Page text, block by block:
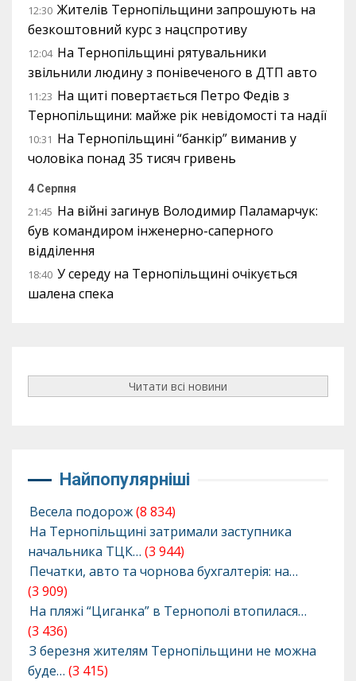
12:30 Жителів Тернопільщини запрошують на
безкоштовний курс з нацспротиву
12:04 На Тернопільщині рятувальники
звільнили людину з понівеченого в ДТП авто
11:23 На щиті повертається Петро Федів з
Тернопільщини: майже рік невідомості та надії
10:31 На Тернопільщині “банкір” виманив у
чоловіка понад 35 тисяч гривень
4 Серпня
21:45 На війні загинув Володимир Паламарчук:
був командиром інженерно-саперного
відділення
18:40 У середу на Тернопільщині очікується
шалена спека
Читати всі новини
Найпопулярніші
Весела подорож(8 834)
На Тернопільщині затримали заступника
начальника ТЦК… (3 944)
Печатки, авто та чорнова бухгалтерія: на…
(3 909)
На пляжі “Циганка” в Тернополі втопилася…
(3 436)
З березня жителям Тернопільщини не можна
буде… (3 415)